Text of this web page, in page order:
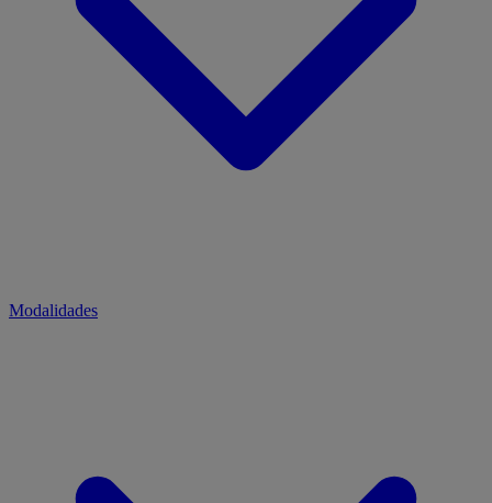
Modalidades